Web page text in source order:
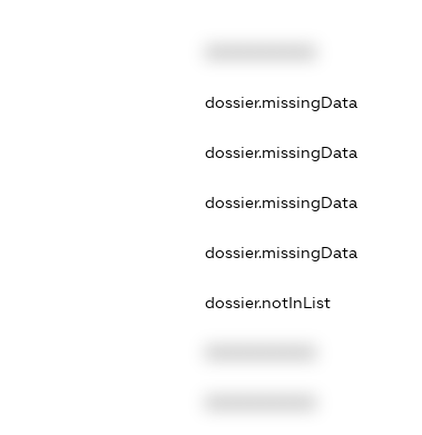
dossier.missingData
dossier.missingData
dossier.missingData
dossier.missingData
dossier.notInList